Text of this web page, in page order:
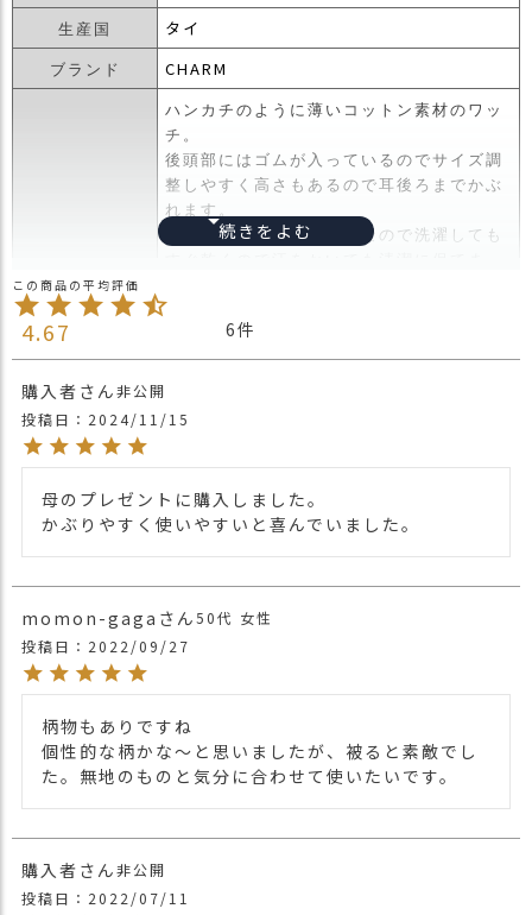
タ
換
無
生産国 タイ
ブランド CHARM
商品詳細
ハンカチのように薄いコットン素材のワッ
チ。
後頭部にはゴムが入っているのでサイズ調
整しやすく高さもあるので耳後ろまでかぶ
れます。
とても薄いコットン素材なので洗濯しても
後頭部に結び目が多いバンダナキャップで
したがこれはゴムなので結び目がなく就寝
時などにもOK。
・長時間濡れたままで重ねて置いたり、汗
や雨などでぬれた時は他の衣料等に
ます。ご不安な事などございましたらお気
軽にお問い合わせ下さい。
カラー
・パープル 紫色 PURPLE
・ピンク 桃色 PINK
・ブルー 青色 BLUE
・グリーン 緑色 GREEN
4.67 6
購入者
非公開
投稿日
2024/11/15
母のプレゼントに購入しました。
かぶりやすく使いやすいと喜んでいました。
momon-gaga 50代 女性
投稿日
2022/09/27
柄物もありですね
個性的な柄かな〜と思いましたが、被ると素敵でし
た。無地のものと気分に合わせて使いたいです。
購入者
非公開
投稿日
2022/07/11